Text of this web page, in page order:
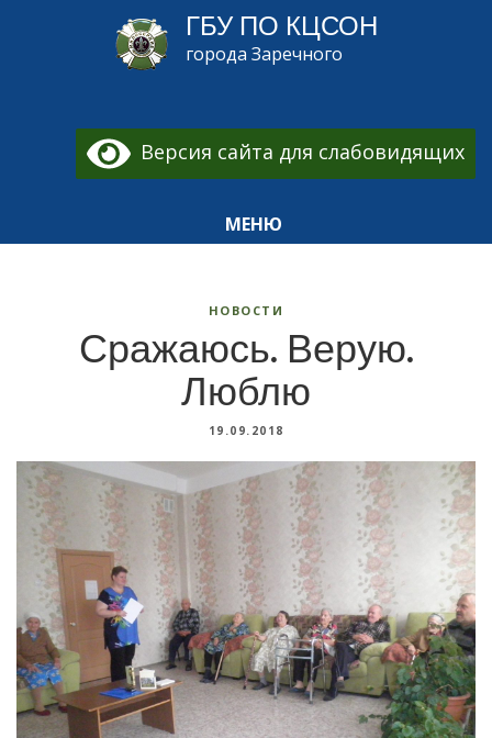
ГБУ ПО КЦСОН
города Заречного
Версия сайта для слабовидящих
МЕНЮ
НОВОСТИ
Сражаюсь. Верую.
Люблю
19.09.2018